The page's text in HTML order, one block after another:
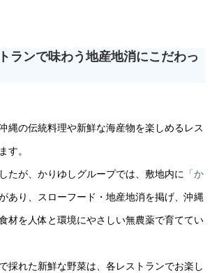
ランで味わう地産地消にこだわっ
縄の伝統料理や新鮮な海産物を楽しめるレス
す。
たが、かりゆしグループでは、敷地内に 「か
あり、スローフード・地産地消を掲げ、沖縄
材を人体と環境にやさしい無農薬で育ててい
採れた新鮮な野菜は、各レストランでお楽し